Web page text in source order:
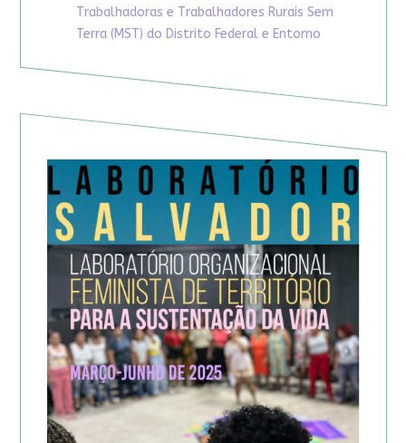
Trabalhadoras e Trabalhadores Rurais Sem
Terra (MST) do Distrito Federal e Entorno